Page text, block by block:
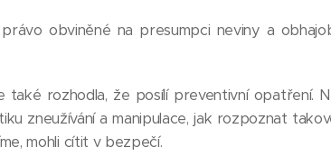
obviněné na presumpci neviny a
také rozhodla, že posílí preventivní opatření.
zneužívání a manipulace, jak rozpoznat
mohli cítit v bezpečí.